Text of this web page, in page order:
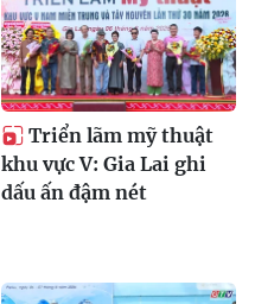
Triển lãm mỹ thuật
khu vực V: Gia Lai ghi
dấu ấn đậm nét